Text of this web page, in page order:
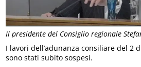
Il presidente del Consiglio regionale
I lavori dell’adunanza consiliare del 2
sono stati subito sospesi.